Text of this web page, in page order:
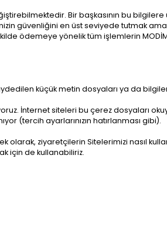
Bir başkasının bu bilgilere
en üst seviyede tutmak
yönelik tüm işlemlerin
küçük metin dosyaları ya da
İnternet siteleri bu çerez dosyaları
(tercih ayarlarınızın hatırlanması gibi).
ziyaretçilerin Sitelerimizi nasıl
için de kullanabiliriz.